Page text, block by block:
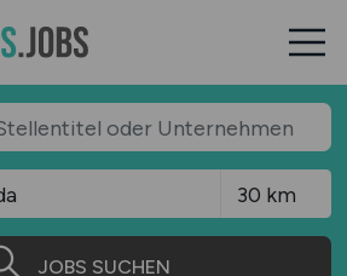
JOBS SUCHEN